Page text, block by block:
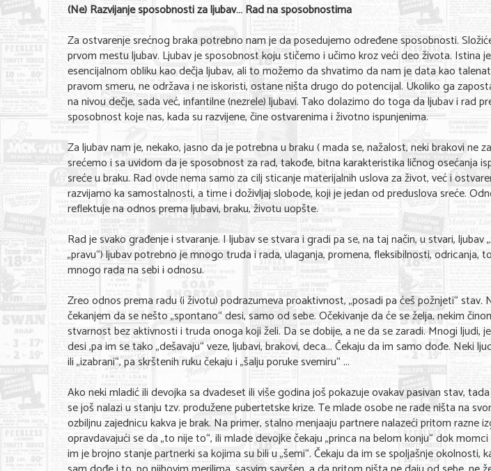
(Ne) Razvijanje sposobnosti za ljubav… Rad na sposobnostima
Za ostvarenje srećnog braka potrebno nam je da posedujemo određene sposobnosti.
prvom mestu ljubav. Ljubav je sposobnost koju stičemo i učimo kroz veći deo života. Istina
esencijalnom obliku kao dečja ljubav, ali to možemo da shvatimo da nam je data kao
pravom smeru, ne održava i ne iskoristi, ostane ništa drugo do potencijal. Ukoliko ga
na nivou dečje, sada već, infantilne (nezrele) ljubavi. Tako dolazimo do toga da ljubav i rad
sposobnost koje nas, kada su razvijene, čine ostvarenima i životno ispunjenima.
Za ljubav nam je, nekako, jasno da je potrebna u braku ( mada se, nažalost, neki brakovi ne
srećemo i sa uvidom da je sposobnost za rad, takođe, bitna karakteristika ličnog osećanja
sreće u braku. Rad ovde nema samo za cilj sticanje materijalnih uslova za život, već i
razvijamo ka samostalnosti, a time i doživljaj slobode, koji je jedan od preduslova sreće.
reflektuje na odnos prema ljubavi, braku, životu uopšte.
Rad je svako građenje i stvaranje. I ljubav se stvara i gradi pa se, na taj način, u stvari, ljubav
„pravu“) ljubav potrebno je mnogo truda i rada, ulaganja, promena, fleksibilnosti, odricanja,
mnogo rada na sebi i odnosu.
Zreo odnos prema radu (i životu) podrazumeva proaktivnost, „posadi pa ćeš požnjeti“ stav.
čekanjem da se nešto „spontano“ desi, samo od sebe. Očekivanje da će se želja, nekim
stvarnost bez aktivnosti i truda onoga koji želi. Da se dobije, a ne da se zaradi. Mnogi ljudi,
desi ,pa im se tako „dešavaju“ veze, ljubavi, brakovi, deca... Čekaju da im samo dođe. Neki
ili „izabrani“, pa skrštenih ruku čekaju i „šalju poruke svemiru“ ...
Ako neki mladić ili devojka sa dvadeset ili više godina još pokazuje ovakav pasivan stav,
se još nalazi u stanju tzv. produžene pubertetske krize. Te mlade osobe ne rade ništa na
ozbiljnu zajednicu kakva je brak. Na primer, stalno menjaaju partnere nalazeći pritom razne
opravdavajući se da „to nije to“, ili mlade devojke čekaju „princa na belom konju“ dok
im je brojno stanje partnerki sa kojima su bili u „šemi“. Čekaju da im se spoljašnje okolnosti,